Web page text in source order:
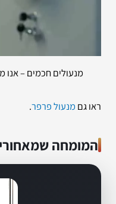
מנעולים חכמים – אנו
ראו גם מנעול פרפר.
המומחה